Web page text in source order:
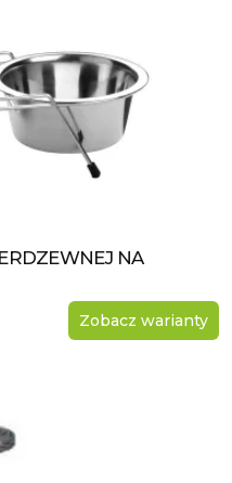
NA
Zobacz warianty